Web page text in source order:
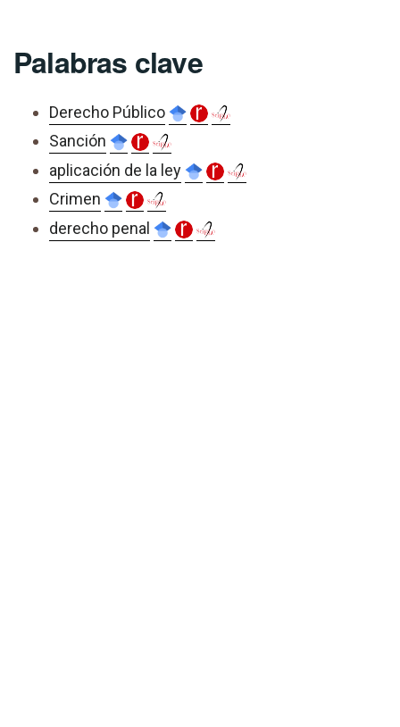
Palabras clave
Derecho Público
Sanción
aplicación de la ley
Crimen
derecho penal